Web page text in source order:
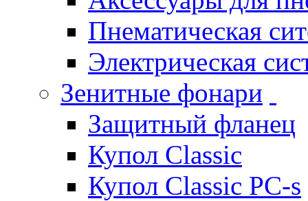
Пнематическая
Электрическая
Зенитные фонари
Защитный фланец
Купол Classic
Купол Classic PC-s